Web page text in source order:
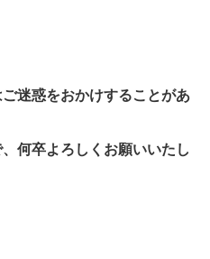
迷惑をおかけすることがあ
何卒よろしくお願いいたし